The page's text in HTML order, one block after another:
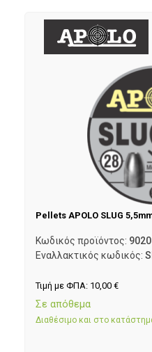
Pellets APOLO SLUG
Κωδικός προϊόντος:
Εναλλακτικός κωδικός:
Τιμή με ΦΠΑ: 10,00 €
Σε απόθεμα
Διαθέσιμο και στο